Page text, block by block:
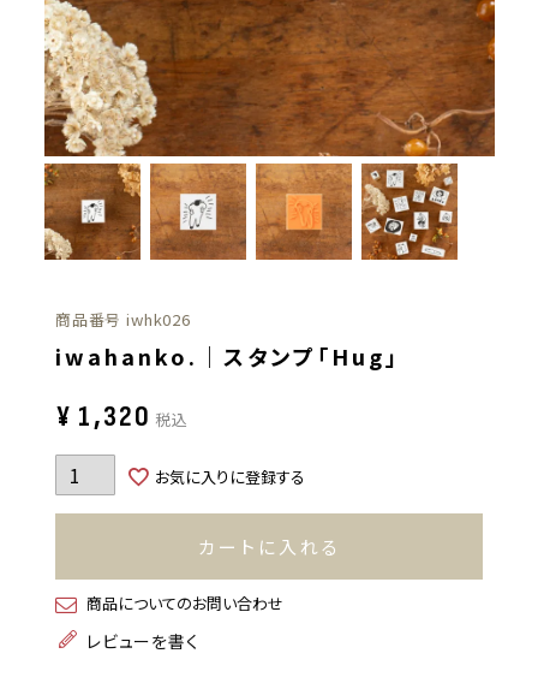
商品番号 iwhk026
iwahanko.｜スタンプ「Hug」
¥ 1,320 税込
お気に入りに登録する
カートに入れる
商品についてのお問い合わせ
レビューを書く